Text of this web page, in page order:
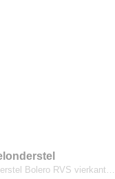
Bolero RVS vierkant…